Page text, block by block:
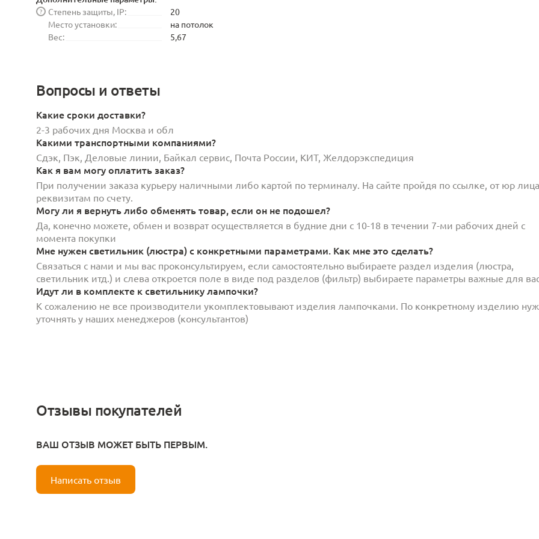
Степень защиты, IP:
?
20
Место установки:
на потолок
Вес:
5,67
Вопросы и ответы
Какие сроки доставки?
2-3 рабочих дня Москва и обл
Какими транспортными компаниями?
Сдэк, Пэк, Деловые линии, Байкал сервис, Почта России, КИТ, Желдорэкспедиция
Как я вам могу оплатить заказ?
При получении заказа курьеру наличными либо картой по терминалу. На сайте пройдя по ссылке, от юр
реквизитам по счету.
Могу ли я вернуть либо обменять товар, если он не подошел?
Да, конечно можете, обмен и возврат осуществляется в будние дни с 10-18 в течении 7-ми рабочих дней с
момента покупки
Мне нужен светильник (люстра) с конкретными параметрами. Как мне это сделать?
Связаться с нами и мы вас проконсультируем, если самостоятельно выбираете раздел изделия (люстра,
светильник итд.) и слева откроется поле в виде под разделов (фильтр) выбираете параметры важные для
Идут ли в комплекте к светильнику лампочки?
К сожалению не все производители укомплектовывают изделия лампочками. По конкретному изделию
уточнять у наших менеджеров (консультантов)
Отзывы покупателей
ВАШ ОТЗЫВ МОЖЕТ БЫТЬ ПЕРВЫМ.
Написать отзыв